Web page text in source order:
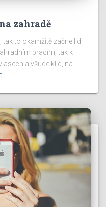
zahradě
tak to okamžitě začne lidi
pracím, tak k
a všude klid, na